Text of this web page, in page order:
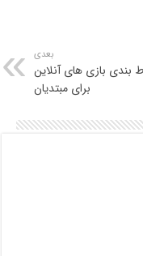
بعدی
بندی بازی های آنلاین
برای مبتدیان